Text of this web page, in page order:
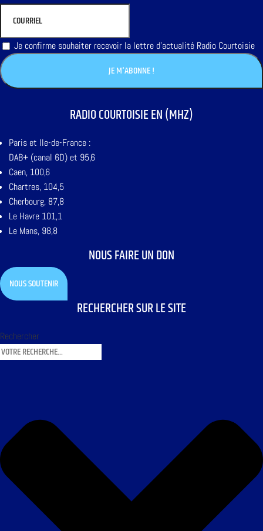
Je confirme souhaiter recevoir la lettre d'actualité Radio Courtoisie
RADIO COURTOISIE EN (MHZ)
Paris et Ile-de-France :
DAB+ (canal 6D) et 95,6
Caen, 100,6
Chartres, 104,5
Cherbourg, 87,8
Le Havre 101,1
Le Mans, 98,8
NOUS FAIRE UN DON
NOUS SOUTENIR
RECHERCHER SUR LE SITE
Rechercher